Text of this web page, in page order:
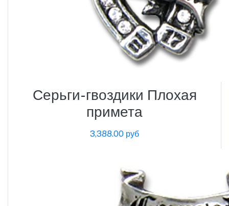
Серьги-гвоздики Плохая
примета
3,388.00 руб